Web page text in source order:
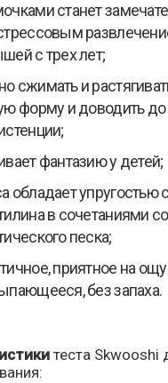
станет
с трех лет;
сжимать и
форму и доводить
фантазию у детей;
обладает упругостью
в сочетаниями
песка;
приятное на
без запаха.
теста Skwooshi